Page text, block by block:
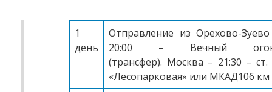
1
день
Отправление из Орехово-
20:00 – Вечный
(трансфер). Москва – 21:30 –
«Лесопарковая» или МКАД106 км